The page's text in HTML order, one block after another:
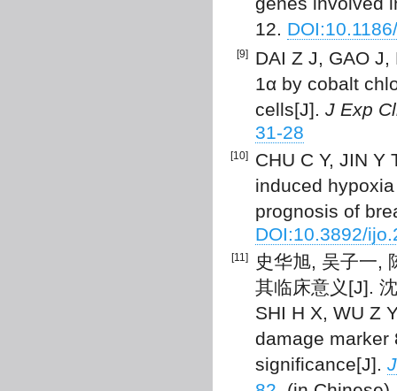
12.
[9]
DAI Z J, GAO
1α by cobalt
cells[J]. J Exp
31-28
[10]
CHU C Y, JIN Y
induced
prognosis of
DOI:10.3892/
[11]
史华旭, 吴子一,
其临床意义[J].
SHI H X, WU Z
damage marker
significance[J].